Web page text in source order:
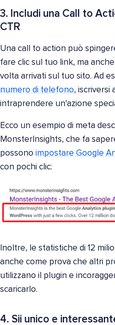
3. Includi una Call to
CTR
Una call to action può
fare clic sul tuo link, ma
volta arrivati sul tuo sito. Ad
numero di telefono, iscriversi
intraprendere un'azione
Ecco un esempio di meta
MonsterInsights, che fa
possono impostare Google
con pochi clic:
Inoltre, le statistiche di 12
anche come prova che altri
utilizzano il plugin e
scaricarlo.
4. Sii unico e